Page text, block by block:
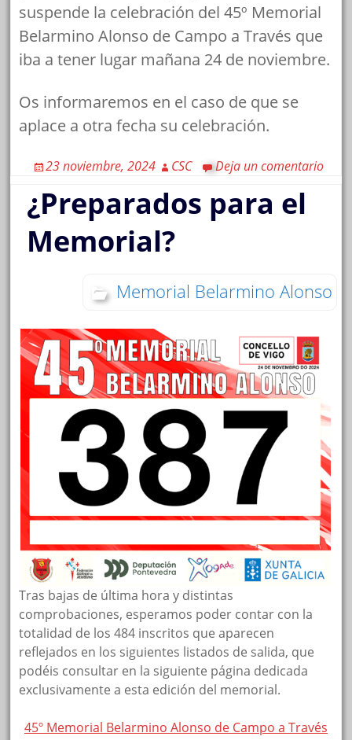
suspende la celebración del 45º Memorial
Belarmino Alonso de Campo a Través que
iba a tener lugar mañana 24 de noviembre.
Os informaremos en el caso de que se
aplace a otra fecha su celebración.
23 noviembre, 2024 CSC Deja un comentario
¿Preparados para el
Memorial?
Memorial Belarmino Alonso
Tras bajas de última hora y distintas
comprobaciones, esperamos poder contar con la
totalidad de los 484 inscritos que aparecen
reflejados en los siguientes listados de salida, que
podéis consultar en la siguiente página dedicada
exclusivamente a esta edición del memorial.
45º Memorial Belarmino Alonso de Campo a Través